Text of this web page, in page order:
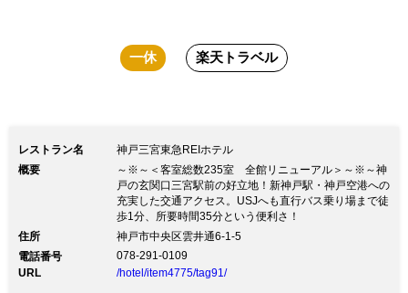
一休 楽天トラベル
レストラン名
神戸三宮東急REIホテル
概要
～※～＜客室総数235室 全館リニューアル＞～※～神
戸の玄関口三宮駅前の好立地！新神戸駅・神戸空港への
充実した交通アクセス。USJへも直行バス乗り場まで徒
歩1分、所要時間35分という便利さ！
住所
神戸市中央区雲井通6-1-5
電話番号
078-291-0109
URL
/hotel/item4775/tag91/